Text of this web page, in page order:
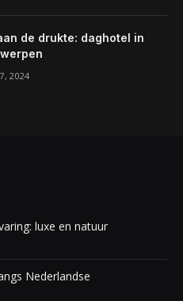
de drukte: daghotel in
2024
luxe en natuur
Nederlandse